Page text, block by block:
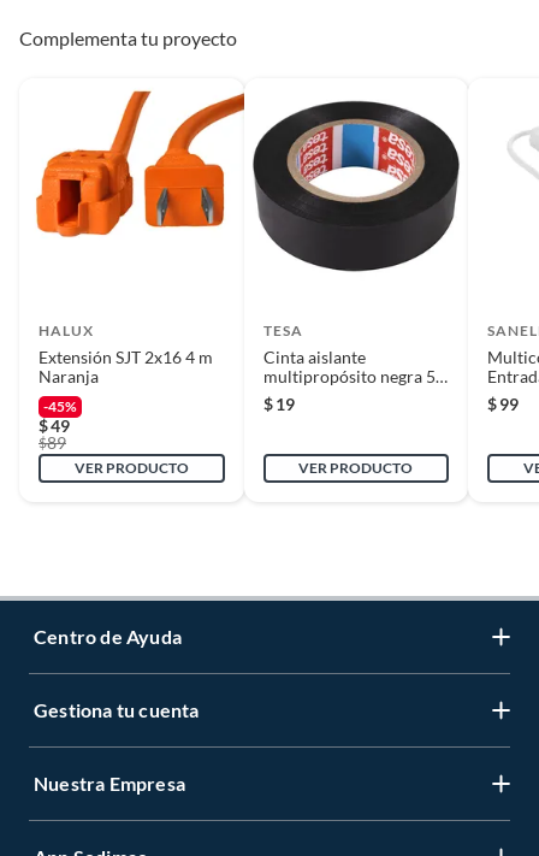
Complementa tu proyecto
HALUX
Extensión SJT 2x16 4 m
Naranja
-45%
$49
$89
VER PRODUCTO
TESA
Cinta aislante
multipropósito negra 5
m x 18 mm
$ 19
VER PRODUCTO
$99
Centro de Ayuda
Servicio al Cliente
Gestiona tu cuenta
Gestiona tu cuenta
Nuestra Empresa